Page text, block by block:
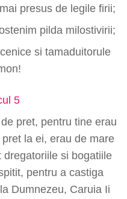
presus de legile firii;
pilda milostivirii;
si tamaduitorule
5
pret, pentru tine erau
la ei, erau de mare
si bogatiile
pentru a castiga
Dumnezeu, Caruia Ii